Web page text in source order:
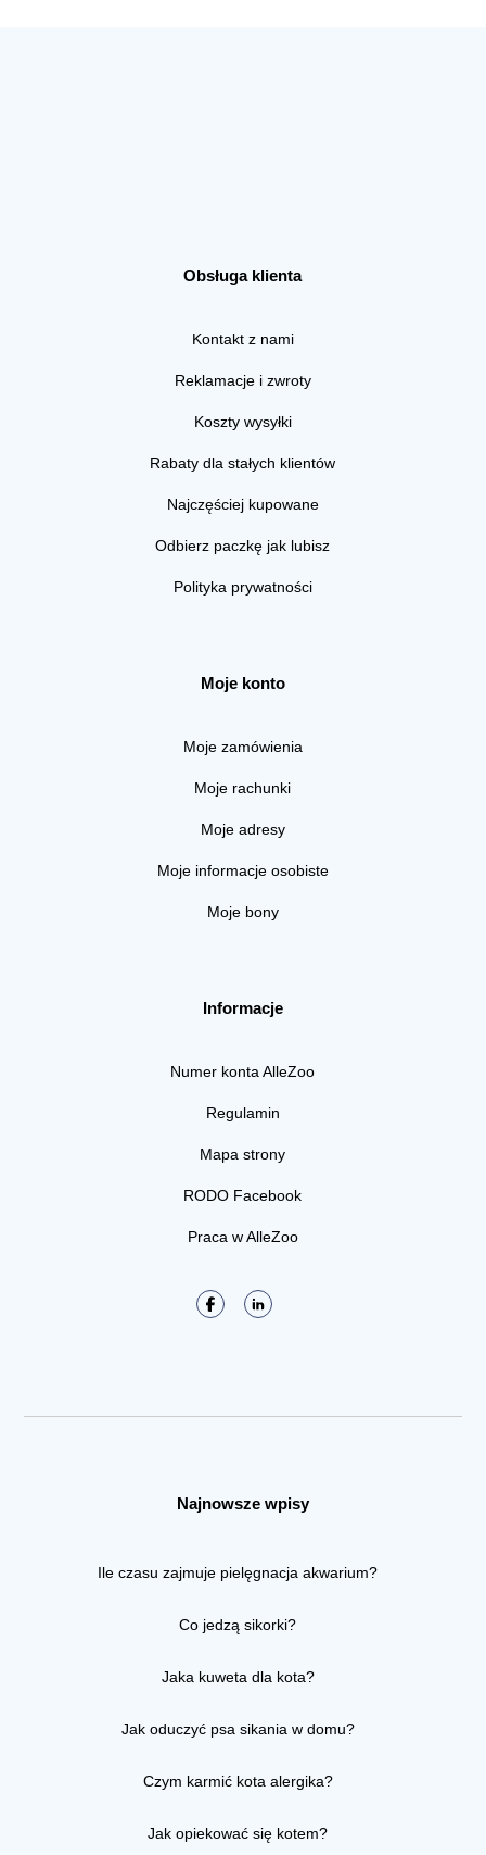
Obsługa klienta
Kontakt z nami
Reklamacje i zwroty
Koszty wysyłki
Rabaty dla stałych klientów
Najczęściej kupowane
Odbierz paczkę jak lubisz
Polityka prywatności
Moje konto
Moje zamówienia
Moje rachunki
Moje adresy
Moje informacje osobiste
Moje bony
Informacje
Numer konta AlleZoo
Regulamin
Mapa strony
RODO Facebook
Praca w AlleZoo
Najnowsze wpisy
Ile czasu zajmuje pielęgnacja akwarium?
Co jedzą sikorki?
Jaka kuweta dla kota?
Jak oduczyć psa sikania w domu?
Czym karmić kota alergika?
Jak opiekować się kotem?